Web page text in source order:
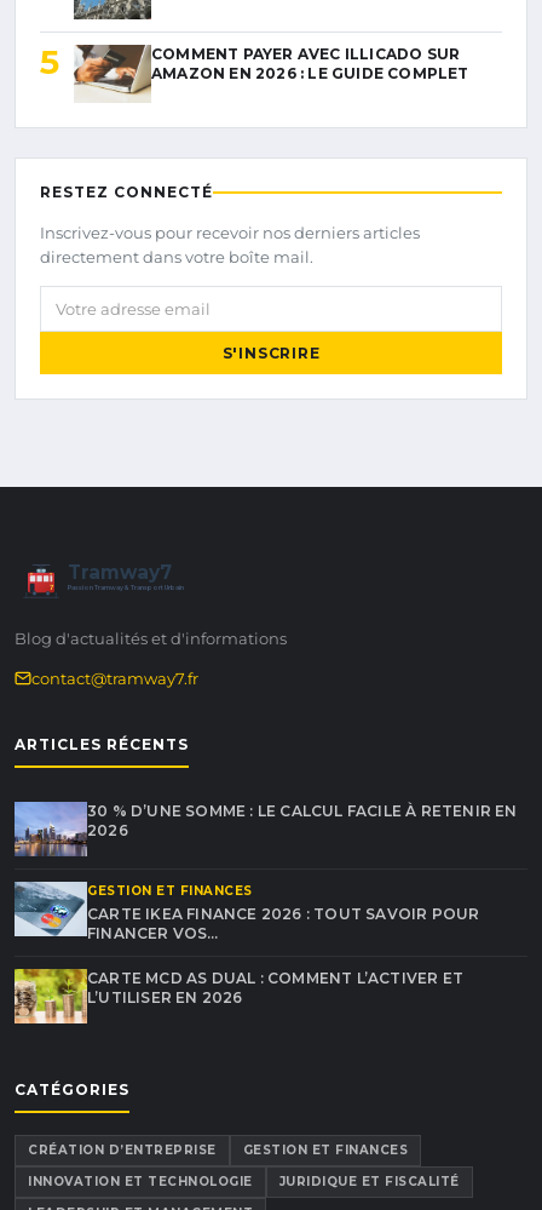
5
COMMENT PAYER AVEC ILLICADO SUR
AMAZON EN 2026 : LE GUIDE COMPLET
RESTEZ CONNECTÉ
Inscrivez-vous pour recevoir nos derniers articles
directement dans votre boîte mail.
Votre adresse email
S'INSCRIRE
7
Tramway7
Passion Tramway & Transport Urbain
Blog d'actualités et d'informations
contact@tramway7.fr
ARTICLES RÉCENTS
30 % D’UNE SOMME : LE CALCUL FACILE À RETENIR EN
2026
GESTION ET FINANCES
CARTE IKEA FINANCE 2026 : TOUT SAVOIR POUR
FINANCER VOS…
CARTE MCD AS DUAL : COMMENT L’ACTIVER ET
L’UTILISER EN 2026
CATÉGORIES
CRÉATION D’ENTREPRISE
GESTION ET FINANCES
INNOVATION ET TECHNOLOGIE
JURIDIQUE ET FISCALITÉ